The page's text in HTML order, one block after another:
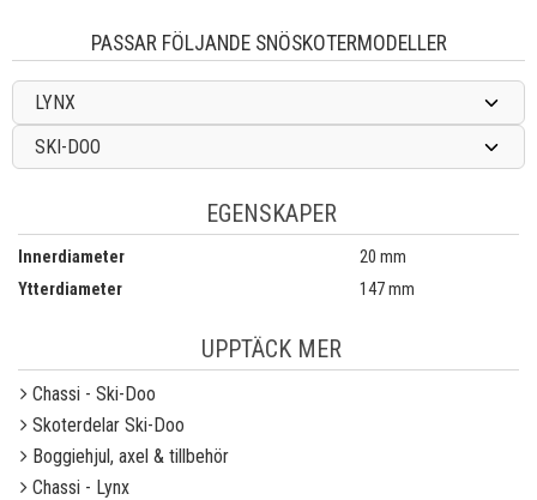
PASSAR FÖLJANDE SNÖSKOTERMODELLER
LYNX
SKI-DOO
EGENSKAPER
Innerdiameter
20 mm
Ytterdiameter
147 mm
UPPTÄCK MER
Chassi - Ski-Doo
Skoterdelar Ski-Doo
Boggiehjul, axel & tillbehör
Chassi - Lynx